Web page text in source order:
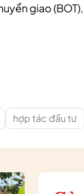
giao
hợp tác đầu tư